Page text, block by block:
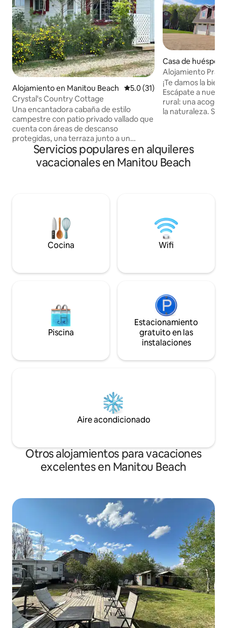
Alojamiento en Manitou Beach Calificación promedio: 5.0 de
5.0 (31)
Crystal's Country Cottage
Una encantadora cabaña de estilo
campestre con patio privado vallado que
cuenta con áreas de descanso
protegidas, una terraza junto a un
dormitorio, una pérgola y una fogata de
gas. Esta casa de campo ofrece una sala
de estar comedor de cocina de
de Danceland, a 2 minutos del sendero
para caminar. Nos esforzamos por
mantener un entorno hipoalergénico:
no se admiten mascotas, por favor,
estacionamiento gratuitos Opción de
Casa de
eld
Alojamiento
¡Te damos la
Escápate a
rural: una
la naturaleza.
tranquilas noches
con comodidad
rústico y la
mina BHP,
y excelentes
Servicios populares en alquileres
vacacionales en Manitou Beach
Cocina Wifi
Piscina
Estacionamiento
gratuito en las
instalaciones
Aire acondicionado
Otros alojamientos para vacaciones
excelentes en Manitou Beach